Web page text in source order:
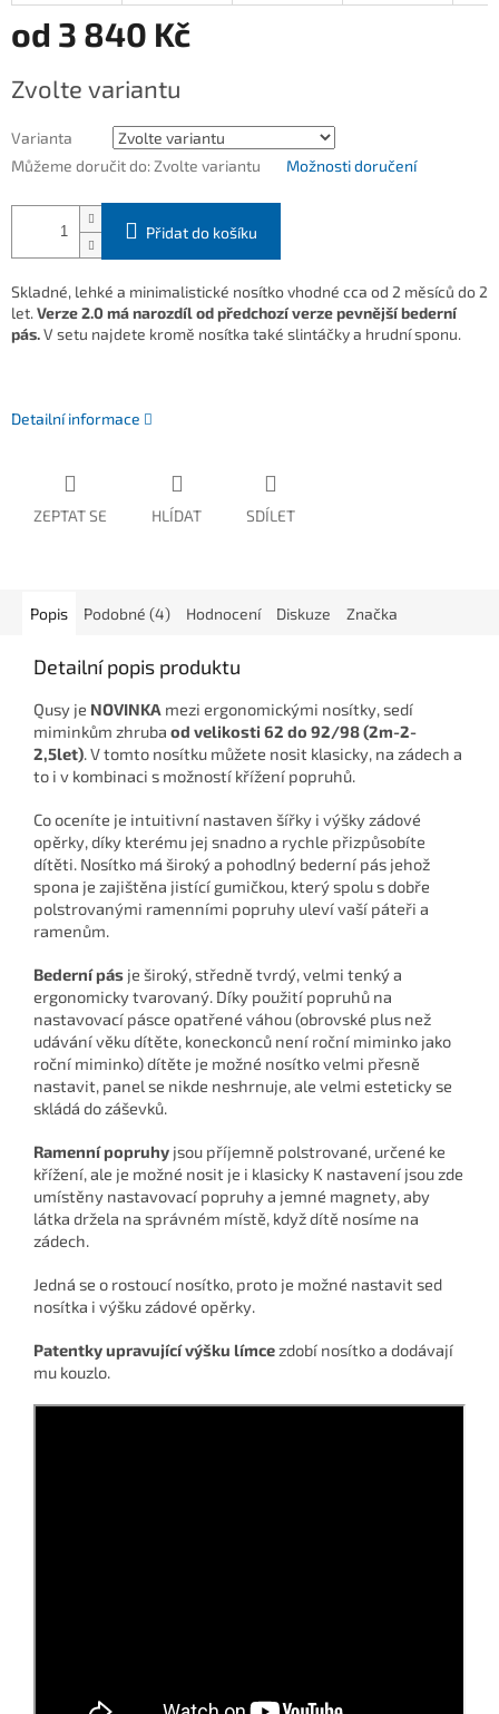
od 3 840 Kč
cena:
Zvolte variantu
Varianta
Můžeme doručit do: Zvolte variantu Možnosti doručení
Přidat do košíku
Skladné, lehké a minimalistické nosítko vhodné cca od 2 měsíců do 2
let. Verze 2.0 má narozdíl od předchozí verze pevnější bederní
pás.V setu najdete kromě nosítka také slintáčky a hrudnísponu.
Detailní informace
ZEPTAT SE HLÍDAT SDÍLET
Popis Podobné (4) Hodnocení Diskuze Značka
Detailní popis produktu
Qusy je NOVINKA mezi ergonomickými nosítky, sedí
miminkům zhruba od velikosti 62 do 92/98 (2m-2-
2,5let). V tomto nosítku můžete nosit klasicky, na zádech a
to i v kombinaci s možností křížení popruhů.
Co oceníte je intuitivní nastaven šířky i výšky zádové
opěrky, díky kterému jej snadno a rychle přizpůsobíte
dítěti. Nosítko má široký a pohodlný bederní pás jehož
spona je zajištěna jistící gumičkou, který spolu s dobře
polstrovanými ramenními popruhy uleví vaší páteři a
ramenům.
Bederní pás je široký, středně tvrdý, velmi tenký a
ergonomicky tvarovaný. Díky použití popruhů na
nastavovací pásce opatřené váhou (obrovské plus než
udávání věku dítěte, koneckonců není roční miminko jako
roční miminko) dítěte je možné nosítko velmi přesně
nastavit, panel se nikde neshrnuje, ale velmi esteticky se
skládá do záševků.
Ramenní popruhy jsou příjemně polstrované, určené ke
křížení, ale je možné nosit je i klasicky K nastavení jsou zde
umístěny nastavovací popruhy a jemné magnety, aby
látka držela na správném místě, když dítě nosíme na
zádech.
Jedná se o rostoucí nosítko, proto je možné nastavit sed
nosítka i výšku zádové opěrky.
Patentky upravující výšku límcezdobí nosítko a dodávají
mu kouzlo.